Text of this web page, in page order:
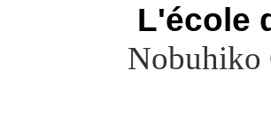
L'école
Nobuhiko